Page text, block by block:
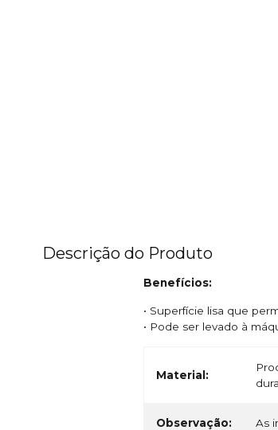
Descrição do Produto
Benefícios:
• Superfície lisa que
• Pode ser levado à
Material:
Observação: As